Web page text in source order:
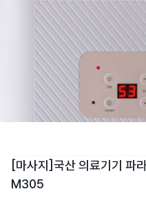
토
어
스
[마사지]국산 의료기기 파
M305